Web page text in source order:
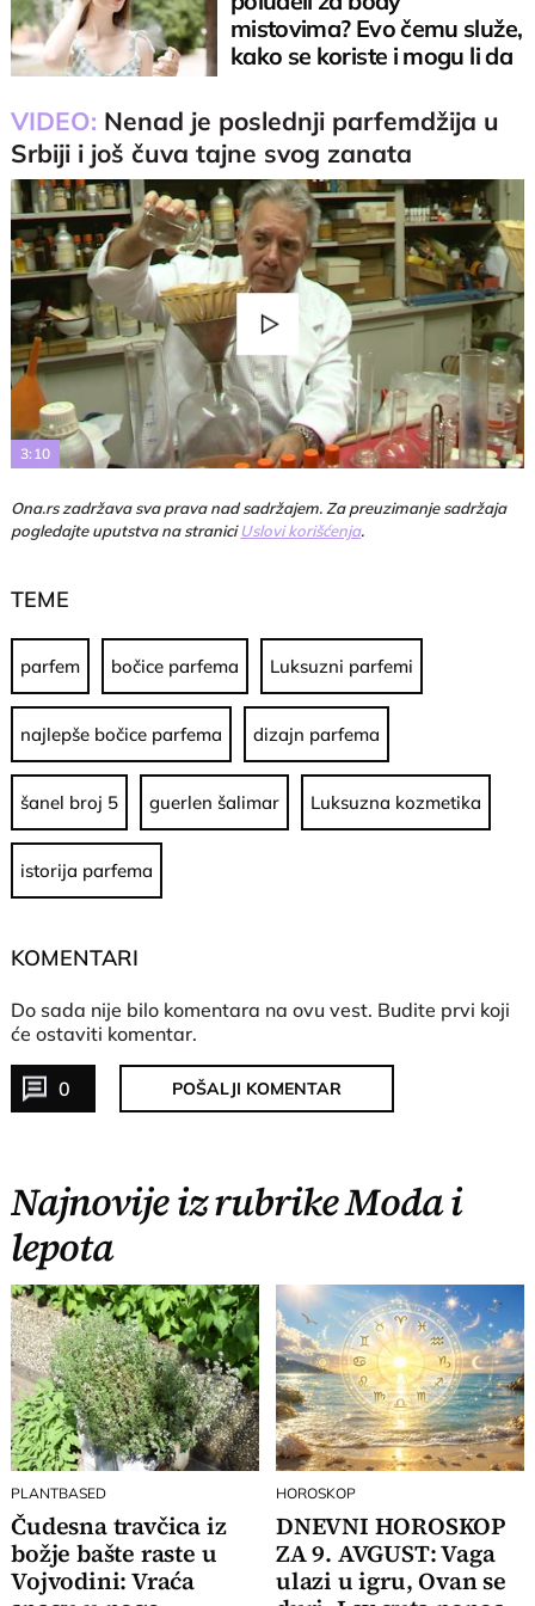
mistovima? Evo čemu služe,
kako se koriste i mogu li da
VIDEO: Nenad je poslednji parfemdžija u
Srbiji i još čuva tajne svog zanata
Play
Video
3:10
Ona.rs zadržava sva prava nad sadržajem. Za preuzimanje sadržaja
pogledajte uputstva na straniciUslovi korišćenja.
TEME
parfem bočice parfema Luksuzni parfemi
najlepše bočice parfema dizajn parfema
šanel broj 5 guerlen šalimar Luksuzna kozmetika
istorija parfema
KOMENTARI
Do sada nije bilo komentara na ovu vest. Budite prvi koji
će ostaviti komentar.
0 POŠALJI KOMENTAR
Najnovije iz rubrike Moda i
lepota
PLANTBASED
Čudesna travčica iz
božje bašte raste u
Vojvodini: Vraća
HOROSKOP
DNEVNI HOROSKOP
ZA 9. AVGUST: Vaga
ulazi u igru, Ovan se